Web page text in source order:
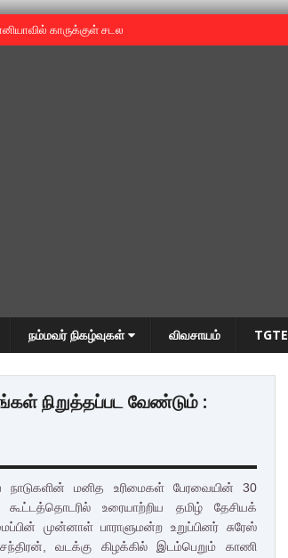
காருக்குள் சடலம் -தமிழருடையதா ?
நம்மவர் நிகழ்வுகள் விவசாயம் TGTE
நிறுத்தப்பட வேண்டும் :
நாடுகளின் மனித உரிமைகள் பேரவையின் 30
உரையாற்றிய தமிழ் தேசியக்
முன்னாள் பாராளுமன்ற உறுப்பினர் சுரேஸ்
வடக்கு கிழக்கில் இடம்பெறும் காணி